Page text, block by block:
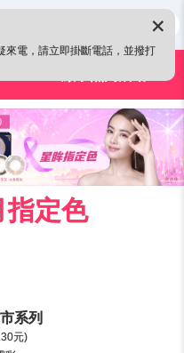
來電，請立即掛斷電話，並撥打
✕
指定色
系列
元)